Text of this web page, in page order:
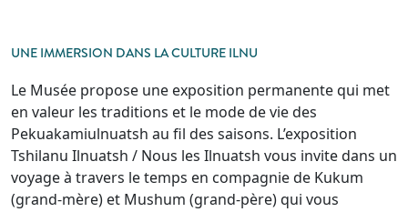
UNE IMMERSION DANS LA CULTURE ILNU
Le Musée propose une exposition permanente qui met
en valeur les traditions et le mode de vie des
Pekuakamiulnuatsh au fil des saisons. L’exposition
Tshilanu Ilnuatsh / Nous les Ilnuatsh vous invite dans un
voyage à travers le temps en compagnie de Kukum
(grand-mère) et Mushum (grand-père) qui vous